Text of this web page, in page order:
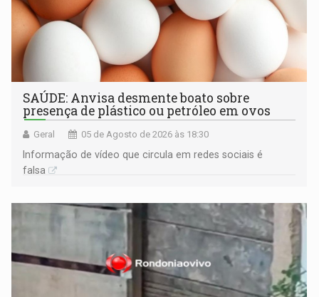
SAÚDE: Anvisa desmente boato sobre
presença de plástico ou petróleo em ovos
Geral 05 de Agosto de 2026 às 18:30
Informação de vídeo que circula em redes sociais é
falsa